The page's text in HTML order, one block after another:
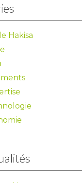
Hakisa